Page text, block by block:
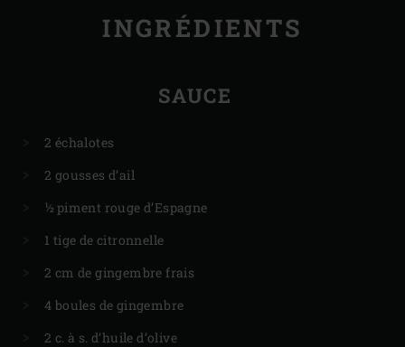
INGRÉDIENTS
SAUCE
2 échalotes
2 gousses d’ail
½ piment rouge d’Espagne
1 tige de citronnelle
2 cm de gingembre frais
4 boules de gingembre
2 c. à s. d’huile d’olive